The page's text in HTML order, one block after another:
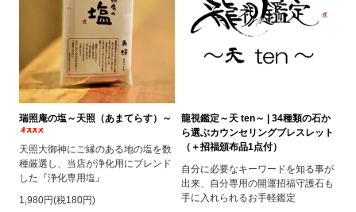
瑞照庵の塩～天照（あまてらす）～
天照大御神にご縁のある地の塩を数
種厳選し、当店が浄化用にブレンド
した『浄化専用塩』
1,980円(税180円)
龍視鑑定～天 ten～ | 34種類の石か
ら選ぶカウンセリングブレスレット
（＋招福頒布品1点付）
自分に必要なキーワードを知る事が
出来、自分専用の開運招福守護石も
手に入れられるお手軽鑑定